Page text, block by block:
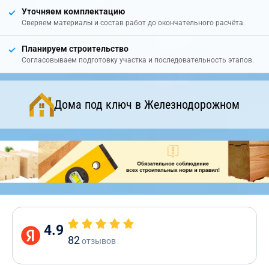
Уточняем комплектацию
Сверяем материалы и состав работ до окончательного расчёта.
Планируем строительство
Согласовываем подготовку участка и последовательность этапов.
Дома под ключ в Железнодорожном
4.9
82отзывов